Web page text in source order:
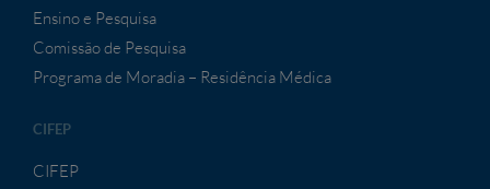
Ensino e Pesquisa
Comissão de Pesquisa
Programa de Moradia – Residência Médica
CIFEP
CIFEP